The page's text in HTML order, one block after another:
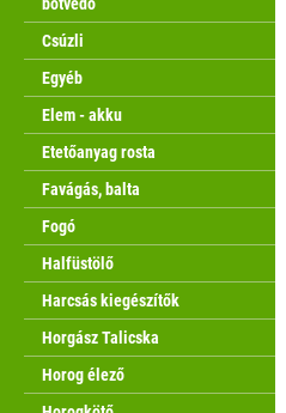
Csúzli
Egyéb
Elem - akku
Etetőanyag rosta
Favágás, balta
Fogó
Halfüstölő
Harcsás kiegészítők
Horgász Talicska
Horog élező